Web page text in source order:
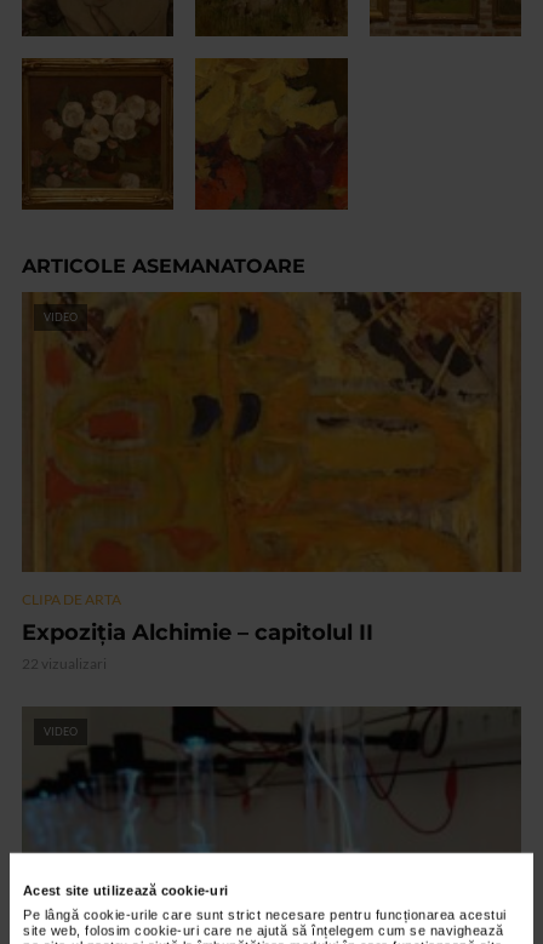
Acest site utilizează cookie-uri
Pe lângă cookie-urile care sunt strict necesare pentru funcționarea acestui
site web, folosim cookie-uri care ne ajută să înțelegem cum se navighează
ARTICOLE ASEMANATOARE
VIDEO
CLIPA DE ARTA
Expoziția Alchimie – capitolul II
22 vizualizari
VIDEO